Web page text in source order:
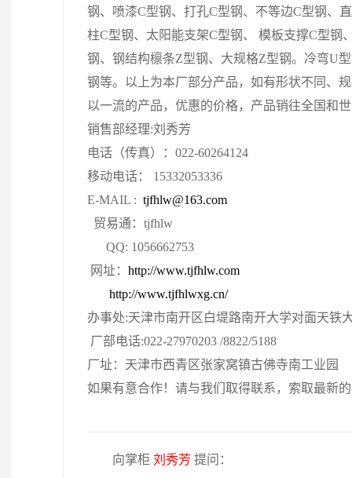
钢、喷漆C型钢、打孔C型钢、不等边C型钢、
柱C型钢、太阳能支架C型钢、 模板支撑C型
钢、钢结构檩条Z型钢、大规格Z型钢。冷弯U
钢等。以上为本厂部分产品，如有形状不同、
以一流的产品，优惠的价格，产品销往全国和
销售部经理:刘秀芳
电话（传真）：022-60264124
移动电话： 15332053336
E-MAIL : tjfhlw@163.com
贸易通：tjfhlw
QQ: 1056662753
网址： http://www.tjfhlw.com
http://www.tjfhlwxg.cn/
办事处:天津市南开区白堤路南开大学对面天铁
厂部电话:022-27970203 /8822/5188
厂址：天津市西青区张家窝镇古佛寺南工业园
如果有意合作！请与我们取得联系，索取最新
向掌柜 刘秀芳 提问：